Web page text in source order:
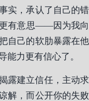
实，承认了自己的错
有意思——因为我向
自己的软肋暴露在他
能力更有信心了。
露建立信任，主动求
解，而公开你的失败